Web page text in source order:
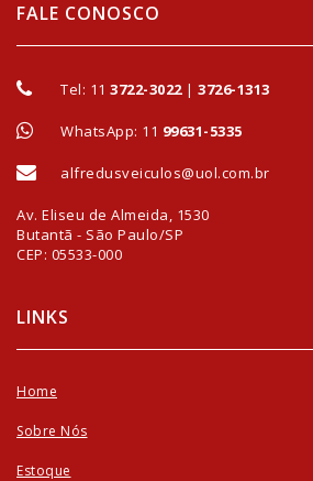
FALE CONOSCO
Tel: 11 3722-3022| 3726-1313
WhatsApp: 11 99631-5335
alfredusveiculos@uol.com.br
Av. Eliseu de Almeida, 1530
Butantã - São Paulo/SP
CEP: 05533-000
LINKS
Home
Sobre Nós
Estoque